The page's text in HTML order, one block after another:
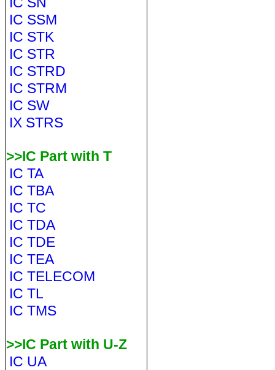
IC SSM
IC STK
IC STR
IC STRD
IC STRM
IC SW
IX STRS
>>IC Part with T
IC TA
IC TBA
IC TC
IC TDA
IC TDE
IC TEA
IC TELECOM
IC TL
IC TMS
>>IC Part with U-Z
IC UA